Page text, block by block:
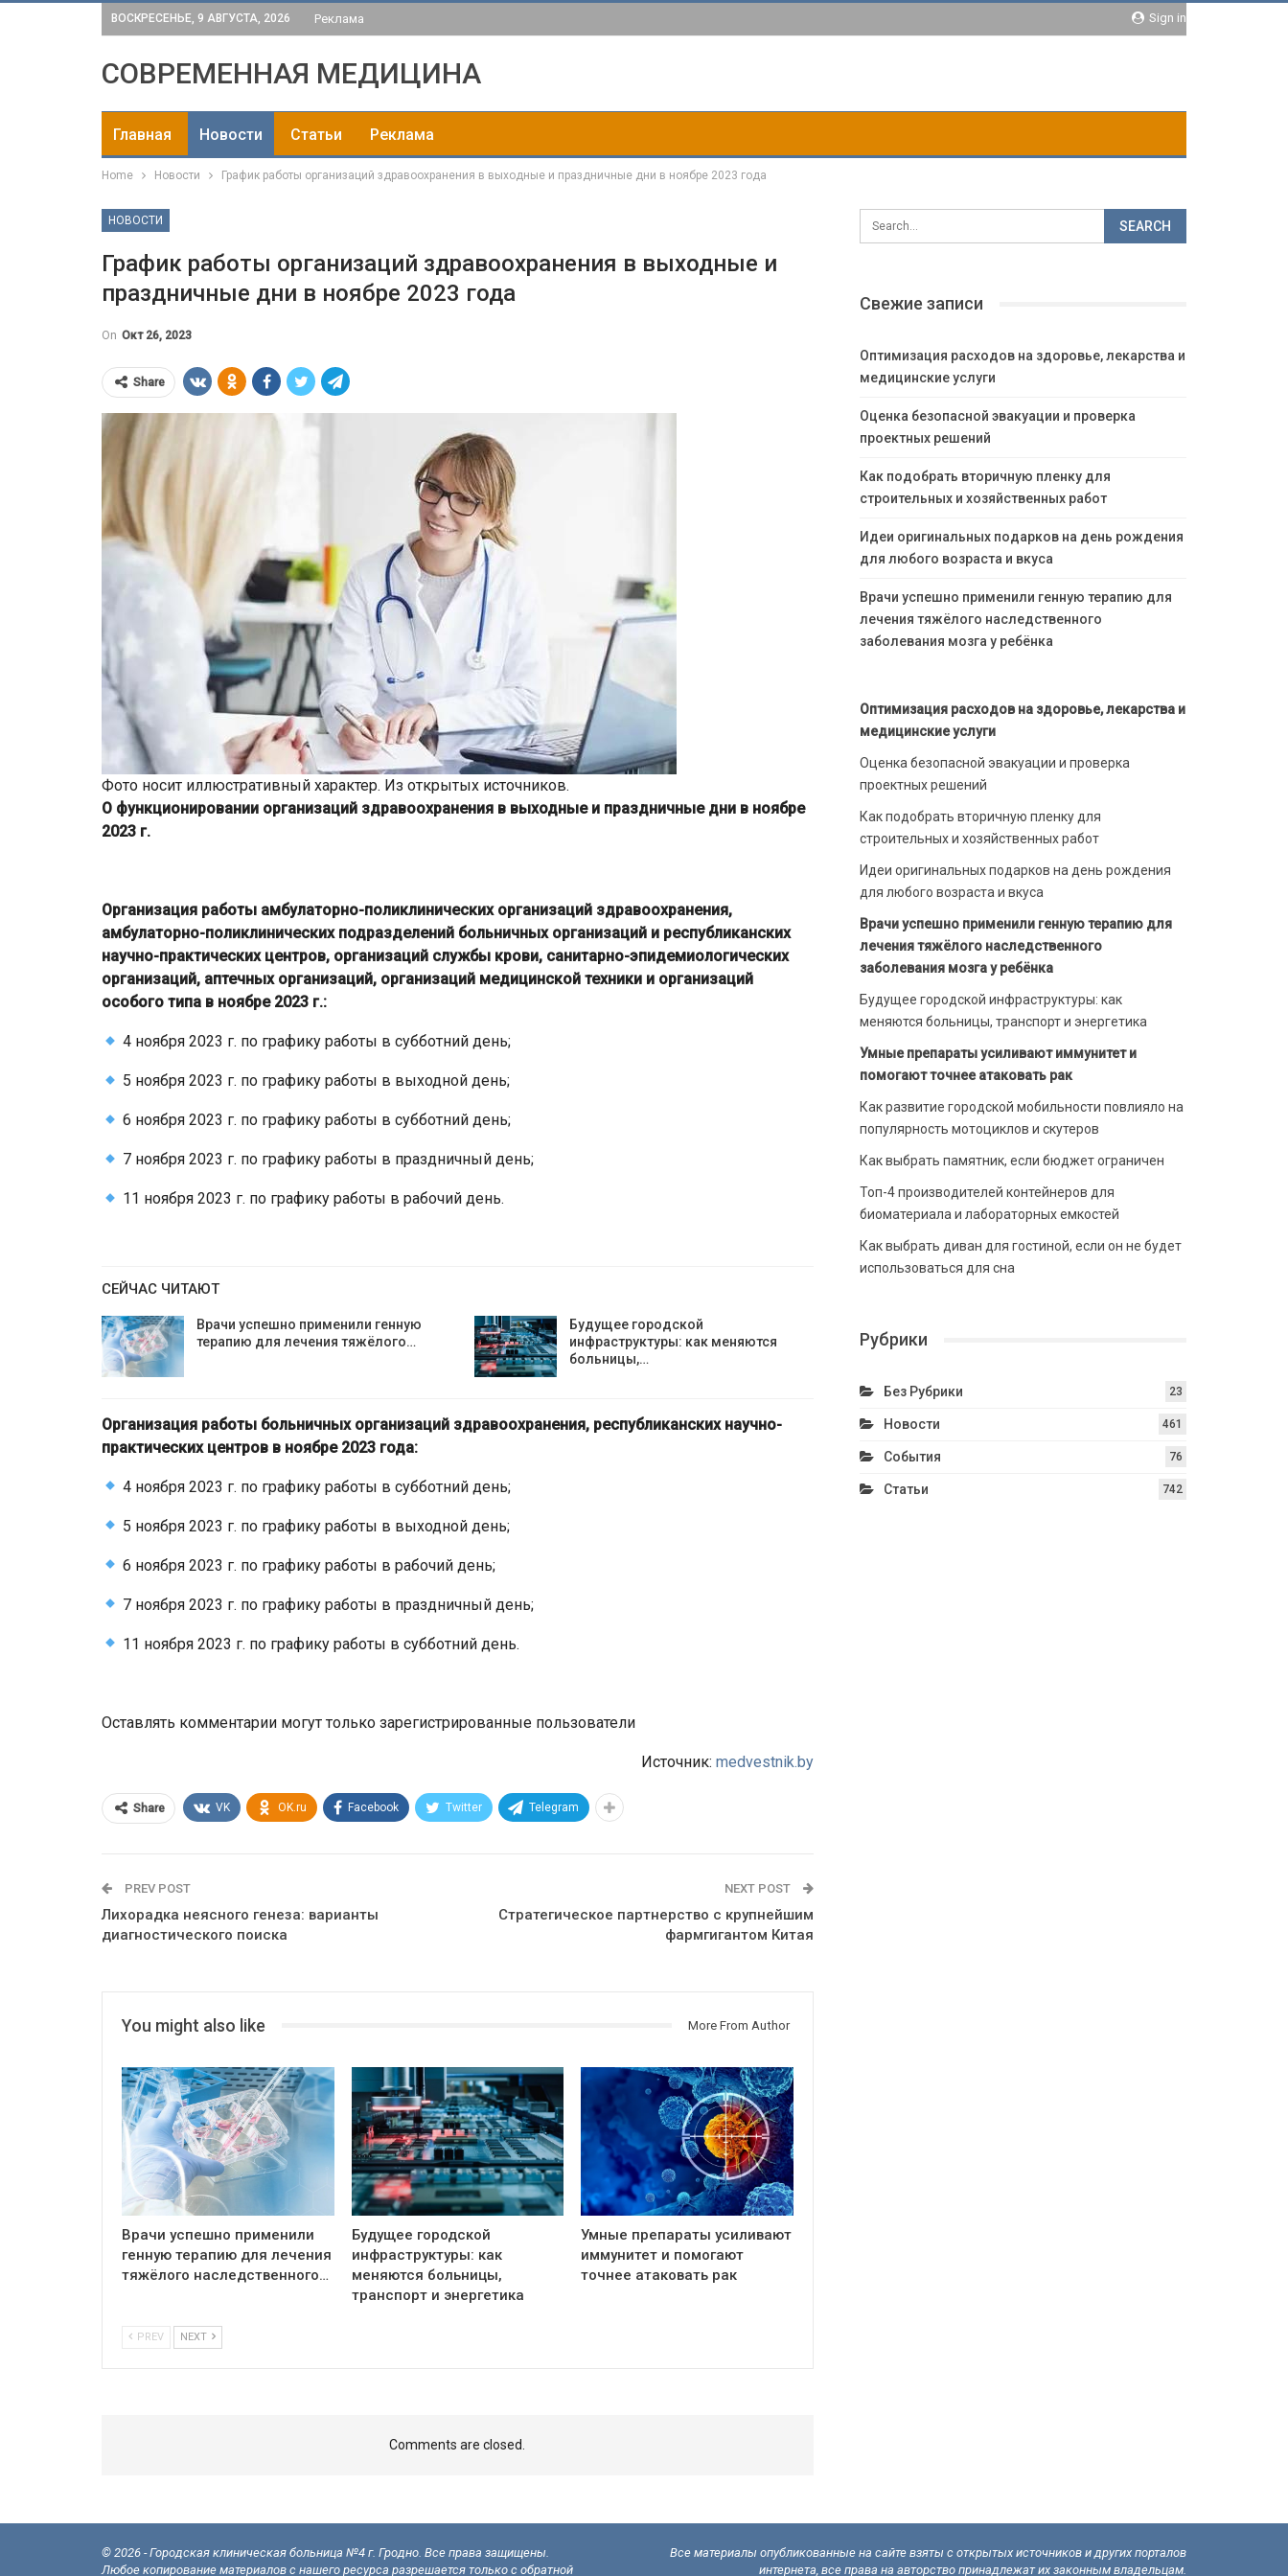
Sign in
ВОСКРЕСЕНЬЕ, 9 АВГУСТА, 2026 Реклама
СОВРЕМЕННАЯ МЕДИЦИНА
Главная Новости Статьи Реклама
Home Новости График работы организаций здравоохранения в выходные и праздничные дни в ноябре 2023 года
НОВОСТИ
График работы организаций здравоохранения в выходные и
праздничные дни в ноябре 2023 года
On Окт 26, 2023
Share
Фото носит иллюстративный характер. Из открытых источников.
О функционировании организаций здравоохранения в выходные и праздничные дни в ноябре
2023 г.
Организация работы амбулаторно-поликлинических организаций здравоохранения,
амбулаторно-поликлинических подразделений больничных организаций и республиканских
научно-практических центров, организаций службы крови, санитарно-эпидемиологических
организаций, аптечных организаций, организаций медицинской техники и организаций
особого типа в ноябре 2023 г.:
4 ноября 2023 г. по графику работы в субботний день;
5 ноября 2023 г. по графику работы в выходной день;
6 ноября 2023 г. по графику работы в субботний день;
7 ноября 2023 г. по графику работы в праздничный день;
11 ноября 2023 г. по графику работы в рабочий день.
СЕЙЧАС ЧИТАЮТ
Врачи успешно применили генную
терапию для лечения тяжёлого…
Будущее городской
инфраструктуры: как меняются
больницы,…
Организация работы больничных организаций здравоохранения, республиканских научно-
практических центров в ноябре 2023 года:
4 ноября 2023 г. по графику работы в субботний день;
5 ноября 2023 г. по графику работы в выходной день;
6 ноября 2023 г. по графику работы в рабочий день;
7 ноября 2023 г. по графику работы в праздничный день;
11 ноября 2023 г. по графику работы в субботний день.
Оставлять комментарии могут только зарегистрированные пользователи
Источник: medvestnik.by
Share VK OK.ru Facebook Twitter Telegram
PREV POST
Лихорадка неясного генеза: варианты
диагностического поиска
NEXT POST
Стратегическое партнерство с крупнейшим
фармгигантом Китая
You might also like More From Author
Врачи успешно применили
генную терапию для лечения
тяжёлого наследственного…
Будущее городской
инфраструктуры: как
меняются больницы,
транспорт и энергетика
Умные препараты усиливают
иммунитет и помогают
точнее атаковать рак
PREV NEXT
Comments are closed.
Свежие записи
Оптимизация расходов на здоровье, лекарства и
медицинские услуги
Оценка безопасной эвакуации и проверка
проектных решений
Как подобрать вторичную пленку для
строительных и хозяйственных работ
Идеи оригинальных подарков на день рождения
для любого возраста и вкуса
Врачи успешно применили генную терапию для
лечения тяжёлого наследственного
заболевания мозга у ребёнка
Оптимизация расходов на здоровье, лекарства и
медицинские услуги
Оценка безопасной эвакуации и проверка
проектных решений
Как подобрать вторичную пленку для
строительных и хозяйственных работ
Идеи оригинальных подарков на день рождения
для любого возраста и вкуса
Врачи успешно применили генную терапию для
лечения тяжёлого наследственного
заболевания мозга у ребёнка
Будущее городской инфраструктуры: как
меняются больницы, транспорт и энергетика
Умные препараты усиливают иммунитет и
помогают точнее атаковать рак
Как развитие городской мобильности повлияло на
популярность мотоциклов и скутеров
Как выбрать памятник, если бюджет ограничен
Топ-4 производителей контейнеров для
биоматериала и лабораторных емкостей
Как выбрать диван для гостиной, если он не будет
использоваться для сна
Рубрики
Без Рубрики 23
Новости 461
События 76
Статьи 742
© 2026 - Городская клиническая больница №4 г. Гродно. Все права защищены.
Любое копирование материалов с нашего ресурса разрешается только с обратной
Все материалы опубликованные на сайте взяты с открытых источников и других порталов
интернета, все права на авторство принадлежат их законным владельцам.